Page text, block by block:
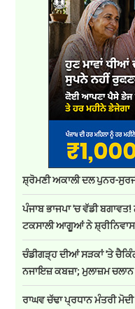
ਸ਼੍ਰੋਮਣੀ ਅਕਾਲੀ ਦਲ ਪੁਨਰ-
ਪੰਜਾਬ ਭਾਜਪਾ 'ਚ ਵੱਡੀ
ਟਕਸਾਲੀ ਆਗੂਆਂ ਨੇ
ਚੰਡੀਗੜ੍ਹ ਦੀਆਂ ਸੜਕਾਂ 'ਤੇ
ਨਜਾਇਜ਼ ਕਬਜ਼ਾ; ਮੁਲਾਜ਼ਮ
ਰਾਘਵ ਚੱਢਾ ਪ੍ਰਧਾਨ ਮੰਤਰੀ